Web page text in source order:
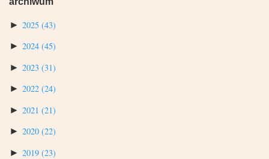
► 2025 (43)
► 2024 (45)
► 2023 (31)
► 2022 (24)
► 2021 (21)
► 2020 (22)
► 2019 (23)